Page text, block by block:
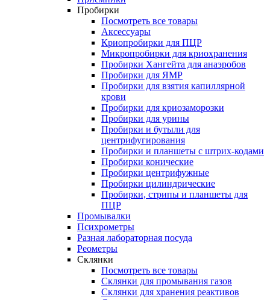
Пробирки
Посмотреть все товары
Аксессуары
Криопробирки для ПЦР
Микропробирки для криохранения
Пробирки Хангейта для анаэробов
Пробирки для ЯМР
Пробирки для взятия капиллярной
крови
Пробирки для криозаморозки
Пробирки для урины
Пробирки и бутыли для
центрифугирования
Пробирки и планшеты с штрих-кодами
Пробирки конические
Пробирки центрифужные
Пробирки цилиндрические
Пробирки, стрипы и планшеты для
ПЦР
Промывалки
Психрометры
Разная лабораторная посуда
Реометры
Склянки
Посмотреть все товары
Склянки для промывания газов
Склянки для хранения реактивов